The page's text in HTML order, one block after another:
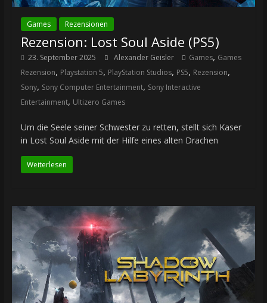
Games Rezensionen
Rezension: Lost Soul Aside (PS5)
23. September 2025 Alexander Geisler Games, Games
Rezension, Playstation 5, PlayStation Studios, PS5, Rezension,
Sony, Sony Computer Entertainment, Sony Interactive
Entertainment, Ultizero Games
Um die Seele seiner Schwester zu retten, stellt sich Kaser
in Lost Soul Aside mit der Hilfe eines alten Drachen
Weiterlesen